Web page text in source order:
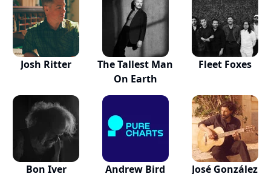
Josh Ritter
The Tallest Man
On Earth
Fleet Foxes
Bon Iver Andrew Bird José González